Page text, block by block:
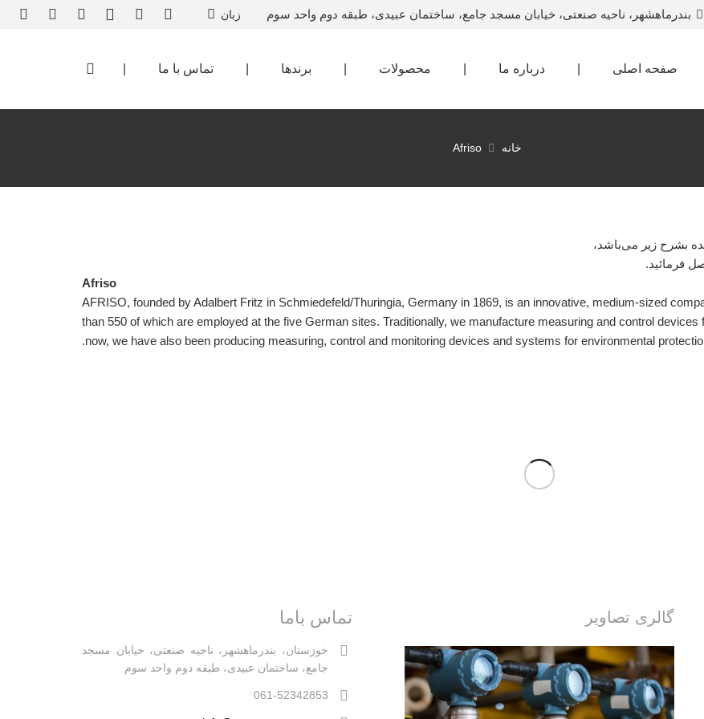
بندرماهشهر، ناحیه صنعتی، خیابان مسجد جامع، ساختمان عبیدی، طبقه دوم واحد سوم زبان
صفحه اصلی درباره ما محصولات برندها تماس با ما
خانه Afriso
بشرح زیر‌‌ می‌باشد،
فرمائید.
Afriso
AFRISO, founded by Adalbert Fritz in Schmiedefeld/Thuringia, Germany in 1869, is an innovative, medium-sized
than 550 of which are employed at the five German sites. Traditionally, we manufacture measuring and control
now, we have also been producing measuring, control and monitoring devices and systems for environmental
گالری تصاویر تماس باما
خوزستان، بندرماهشهر، ناحیه صنعتی، خیابان مسجد
جامع، ساختمان عبیدی، طبقه دوم واحد سوم
061-52342853